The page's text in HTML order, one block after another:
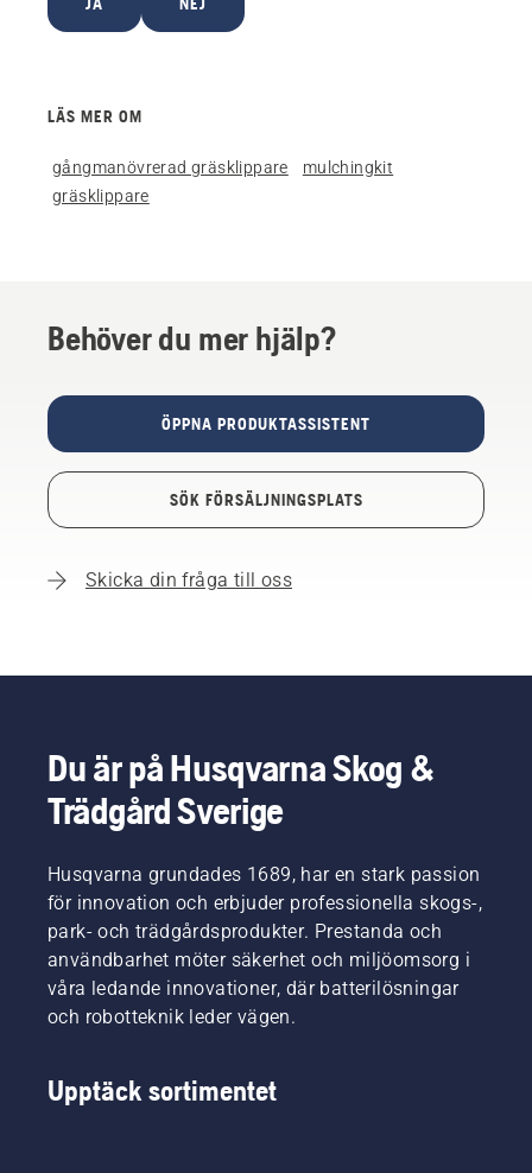
LÄS MER OM
gångmanövrerad gräsklippare
mulchingkit
gräsklippare
Behöver du mer hjälp?
ÖPPNA PRODUKTASSISTENT
SÖK FÖRSÄLJNINGSPLATS
Skicka din fråga till oss
Du är på Husqvarna Skog &
Trädgård Sverige
Husqvarna grundades 1689, har en stark passion
för innovation och erbjuder professionella skogs-,
park- och trädgårdsprodukter. Prestanda och
användbarhet möter säkerhet och miljöomsorg i
våra ledande innovationer, där batterilösningar
och robotteknik leder vägen.
Upptäck sortimentet